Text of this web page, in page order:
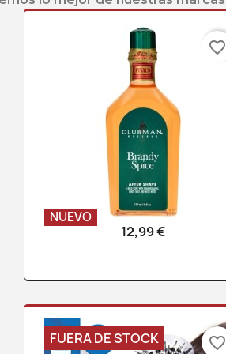
Vista rápida
12,99 €
NUEVO
favorite_border
FUERA DE STOCK favorite_border